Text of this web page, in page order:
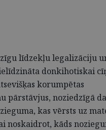
līdzekļu legalizāciju
donkihotiskai
korumpētas
pārstāvjus, noziedzīgā
kas vērsts uz
noskaidrot, kāds